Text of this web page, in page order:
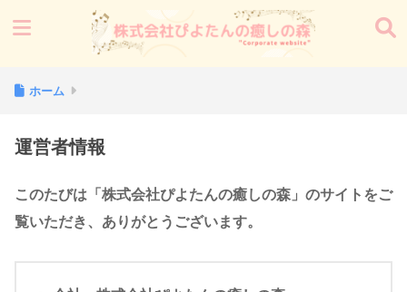
ホーム
運営者情報
このたびは「株式会社ぴよたんの癒しの森」のサイトをご
覧いただき、ありがとうございます。